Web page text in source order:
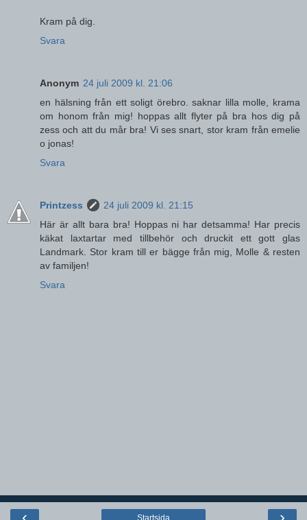
Kram på dig.
Svara
Anonym 24 juli 2009 kl. 21:06
en hälsning från ett soligt örebro. saknar lilla molle, krama
om honom från mig! hoppas allt flyter på bra hos dig på
zess och att du mår bra! Vi ses snart, stor kram från emelie
o jonas!
Svara
Printzess
24 juli 2009 kl. 21:15
Här är allt bara bra! Hoppas ni har detsamma! Har precis
käkat laxtartar med tillbehör och druckit ett gott glas
Landmark. Stor kram till er bägge från mig, Molle & resten
av familjen!
Svara
Startsida